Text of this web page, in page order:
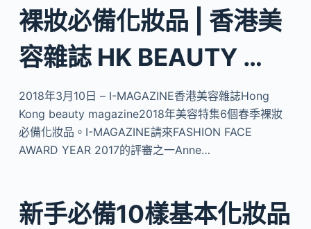
裸妝必備化妝品 | 香港美
容雜誌 HK BEAUTY …
2018年3月10日 – I-MAGAZINE香港美容雜誌Hong
Kong beauty magazine2018年美容特集6個春季裸妝
必備化妝品。I-MAGAZINE請來FASHION FACE
AWARD YEAR 2017的評審之一Anne…
新手必備10樣基本化妝品